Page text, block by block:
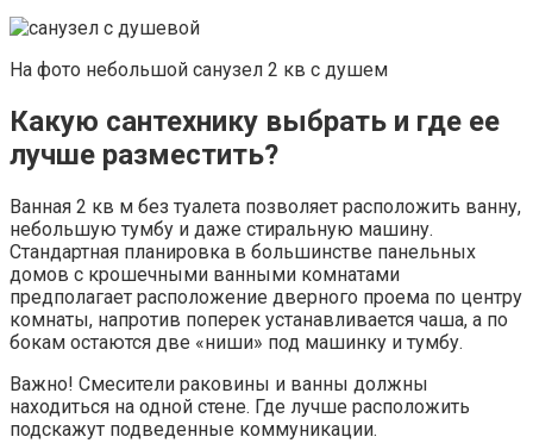
На фото небольшой санузел 2 кв с душем
Какую сантехнику выбрать и где ее
лучше разместить?
Ванная 2 кв м без туалета позволяет расположить ванну,
небольшую тумбу и даже стиральную машину.
Стандартная планировка в большинстве панельных
домов с крошечными ванными комнатами
предполагает расположение дверного проема по центру
комнаты, напротив поперек устанавливается чаша, а по
бокам остаются две «ниши» под машинку и тумбу.
Важно! Смесители раковины и ванны должны
находиться на одной стене. Где лучше расположить
подскажут подведенные коммуникации.